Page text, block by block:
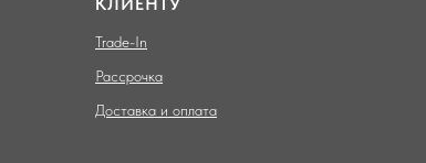
Trade-In
Рассрочка
Доставка и оплата